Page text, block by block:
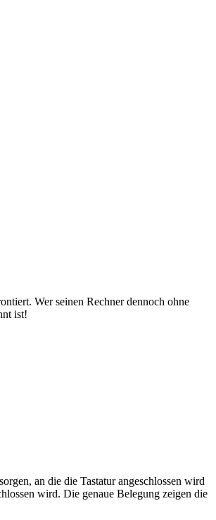
Wer seinen Rechner dennoch ohne
ist!
an die die Tastatur angeschlossen wird
wird. Die genaue Belegung zeigen die